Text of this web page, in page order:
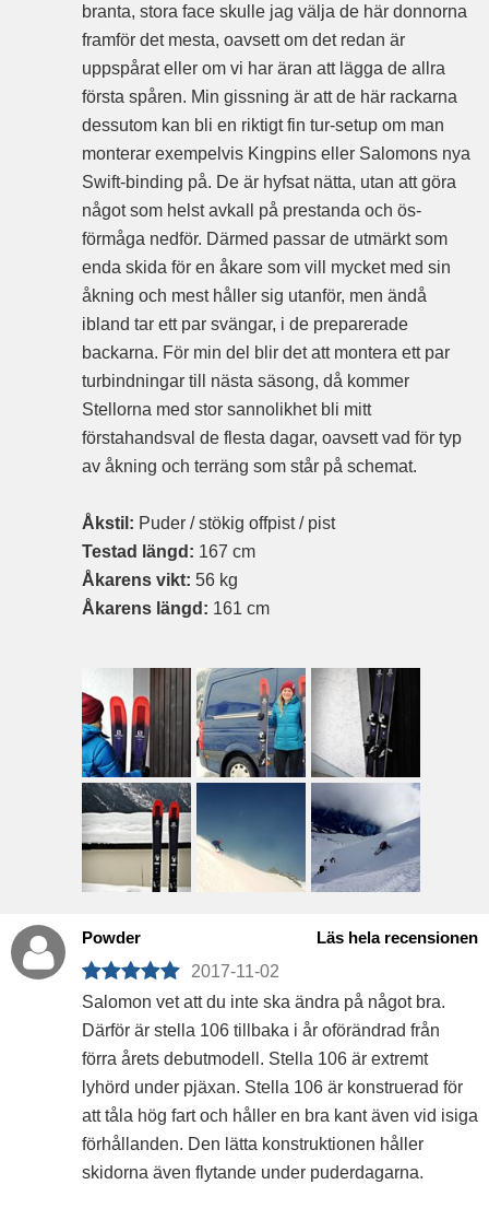
branta, stora face skulle jag välja de här donnorna
framför det mesta, oavsett om det redan är
uppspårat eller om vi har äran att lägga de allra
första spåren. Min gissning är att de här rackarna
dessutom kan bli en riktigt fin tur-setup om man
monterar exempelvis Kingpins eller Salomons nya
Swift-binding på. De är hyfsat nätta, utan att göra
något som helst avkall på prestanda och ös-
förmåga nedför. Därmed passar de utmärkt som
enda skida för en åkare som vill mycket med sin
åkning och mest håller sig utanför, men ändå
ibland tar ett par svängar, i de preparerade
backarna. För min del blir det att montera ett par
turbindningar till nästa säsong, då kommer
Stellorna med stor sannolikhet bli mitt
förstahandsval de flesta dagar, oavsett vad för typ
av åkning och terräng som står på schemat.
Åkstil: Puder / stökig offpist / pist
Testad längd: 167 cm
Åkarens vikt: 56 kg
Åkarens längd: 161 cm
Powder
Läs hela recensionen
2017-11-02
Salomon vet att du inte ska ändra på något bra.
Därför är stella 106 tillbaka i år oförändrad från
förra årets debutmodell. Stella 106 är extremt
lyhörd under pjäxan. Stella 106 är konstruerad för
att tåla hög fart och håller en bra kant även vid isiga
förhållanden. Den lätta konstruktionen håller
skidorna även flytande under puderdagarna.